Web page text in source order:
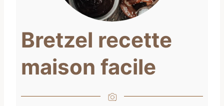
Bretzel recette
maison facile